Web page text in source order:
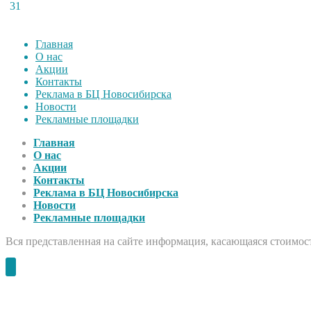
31
Главная
О нас
Акции
Контакты
Реклама в БЦ Новосибирска
Новости
Рекламные площадки
Главная
О нас
Акции
Контакты
Реклама в БЦ Новосибирска
Новости
Рекламные площадки
Вся представленная на сайте информация, касающаяся